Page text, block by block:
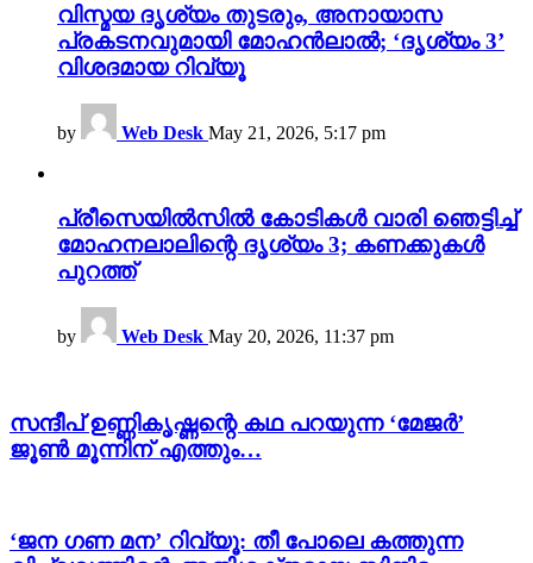
വിസ്മയ ദൃശ്യം തുടരും, അനായാസ
പ്രകടനവുമായി മോഹൻലാൽ; ‘ദൃശ്യം 3’
വിശദമായ റിവ്യൂ
by Web Desk May 21, 2026, 5:17 pm
പ്രീസെയിൽസിൽ കോടികൾ വാരി ഞെട്ടിച്ച്
മോഹനലാലിന്റെ ദൃശ്യം 3; കണക്കുകൾ
പുറത്ത്
by Web Desk May 20, 2026, 11:37 pm
സന്ദീപ് ഉണ്ണികൃഷ്ണന്റെ കഥ പറയുന്ന ‘മേജർ’
ജൂൺ മൂന്നിന് എത്തും…
‘ജന ഗണ മന’ റിവ്യൂ: തീ പോലെ കത്തുന്ന